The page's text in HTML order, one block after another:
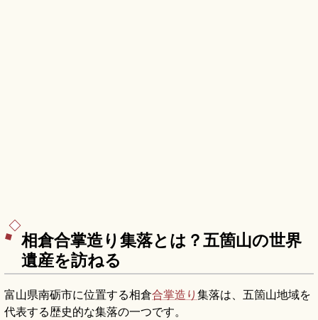
相倉合掌造り集落とは？五箇山の世界
遺産を訪ねる
富山県南砺市に位置する相倉合掌造り 集落は、五箇山地域を
代表する歴史的な集落の一つです。